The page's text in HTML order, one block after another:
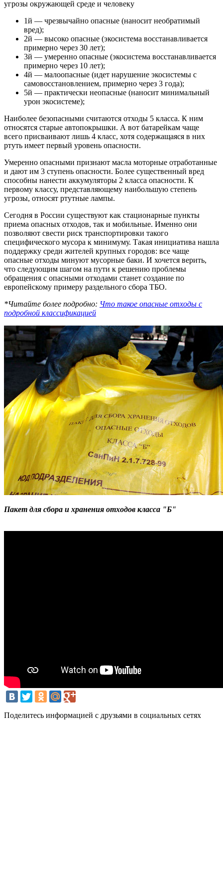
угрозы окружающей среде и человеку
1й — чрезвычайно опасные (наносит необратимый
вред);
2й — высоко опасные (экосистема восстанавливается
примерно через 30 лет);
3й — умеренно опасные (экосистема восстанавливается
примерно через 10 лет);
4й — малоопасные (идет нарушение экосистемы с
самовосстановлением, примерно через 3 года);
5й — практически неопасные (наносит минимальный
урон экосистеме);
Наиболее безопасными считаются отходы 5 класса. К ним
относятся старые автопокрышки. А вот батарейкам чаще
всего присваивают лишь 4 класс, хотя содержащаяся в них
ртуть имеет первый уровень опасности.
Умеренно опасными признают масла моторные отработанные
и дают им 3 ступень опасности. Более существенный вред
способны нанести аккумуляторы 2 класса опасности. К
первому классу, представляющему наибольшую степень
угрозы, относят ртутные лампы.
Сегодня в России существуют как стационарные пункты
приема опасных отходов, так и мобильные. Именно они
позволяют свести риск транспортировки такого
специфического мусора к минимуму. Такая инициатива нашла
поддержку среди жителей крупных городов: все чаще
опасные отходы минуют мусорные баки. И хочется верить,
что следующим шагом на пути к решению проблемы
обращения с опасными отходами станет создание по
европейскому примеру раздельного сбора ТБО.
*Читайте более подробно: Что такое опасные отходы с
подробной классификацией
Пакет для сбора и хранения отходов класса "Б"
Поделитесь информацией с друзьями в социальных сетях